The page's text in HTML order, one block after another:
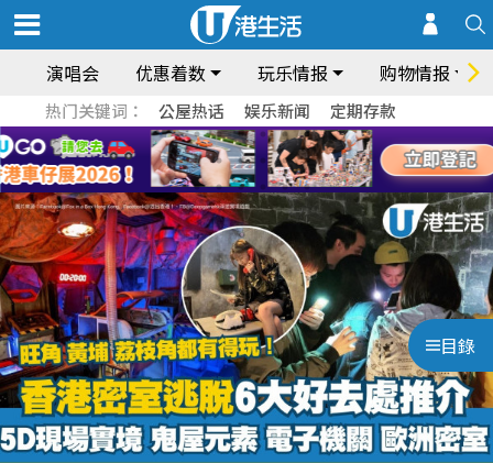
演唱会 优惠着数 玩乐情报 购物情报
热门关键词： 公屋热话 娱乐新闻 定期存款
目錄